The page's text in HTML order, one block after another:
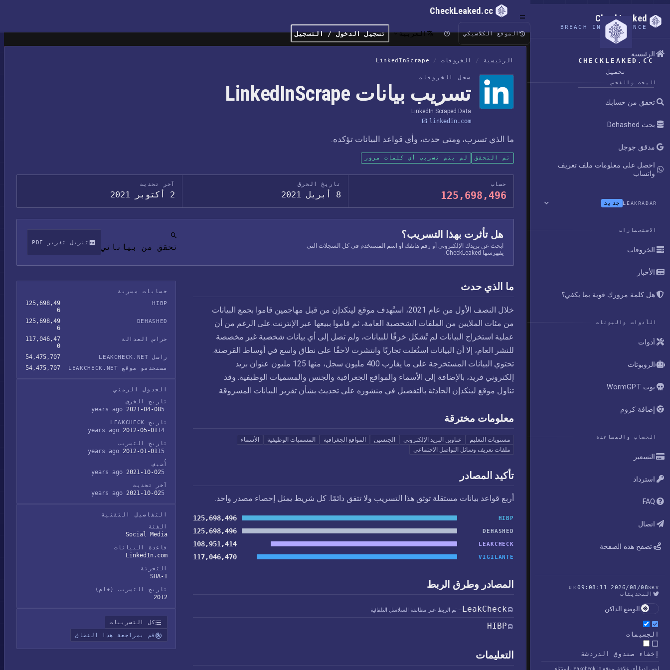
CHECKLEAKED.CC
تحميل
CheckLeaked
BREACH INTELLIGENCE
الرئيسية
البحث والفحص
تحقق من حسابك
بحث Dehashed
مدقق جوجل
احصل على معلومات ملف تعريف
واتساب
LEAKRADAR جديد
الاستخبارات
الخروقات
الأخبار
هل كلمة مرورك قوية بما يكفي؟
الأدوات والبوتات
أدوات
الروبوتات
بوت WormGPT
إضافة كروم
الحساب والمساعدة
التسعير
استرداد
FAQ
اتصال
تصفح هذه الصفحة
SRV
2026/08/08 09:08:11
UTC
التحديثات
الوضع الداكن
الجسيمات
إخفاء صندوق الدردشة
CheckLeaked.cc
الموقع الكلاسيكي العربية تسجيل الدخول / التسجيل
الرئيسية / الخروقات /
LinkedInScrape
سجل الخروقات
تسريب بيانات LinkedInScrape
LinkedIn Scraped Data
linkedin.com
ما الذي تسرب، ومتى حدث، وأي قواعد البيانات تؤكده.
تم التحقق لم يتم تسريب أي كلمات مرور
حساب
125,698,496
تاريخ الخرق
8 أبريل 2021
آخر تحديث
2 أكتوبر 2021
هل تأثرت بهذا التسريب؟
ابحث عن بريدك الإلكتروني أو رقم هاتفك أو اسم المستخدم في كل السجلات التي
يفهرسها CheckLeaked.
تحقق من بياناتي تنزيل تقرير PDF
ما الذي حدث
خلال النصف الأول من عام 2021، استُهدف موقع لينكدإن من قبل مهاجمين قاموا بجمع البيانات
من مئات الملايين من الملفات الشخصية العامة، ثم قاموا ببيعها عبر الإنترنت.على الرغم من أن
عملية استخراج البيانات لم تُشكل خرقًا للبيانات، ولم تصل إلى أي بيانات شخصية غير مخصصة
للنشر العام، إلا أن البيانات استُغلت تجاريًا وانتشرت لاحقًا على نطاق واسع في أوساط القرصنة.
تحتوي البيانات المستخرجة على ما يقارب 400 مليون سجل، منها 125 مليون عنوان بريد
إلكتروني فريد، بالإضافة إلى الأسماء والمواقع الجغرافية والجنس والمسميات الوظيفية. وقد
تناول موقع لينكدإن الحادثة بالتفصيل في منشوره على تحديث بشأن تقرير البيانات المسروقة.
معلومات مخترقة
مستويات التعليم عناوين البريد الإلكتروني الجنسين المواقع الجغرافية المسميات الوظيفية
الأسماء
ملفات تعريف وسائل التواصل الاجتماعي
تأكيد المصادر
أربع قواعد بيانات مستقلة توثق هذا التسريب ولا تتفق دائمًا. كل شريط يمثل إحصاء مصدر واحد.
HIBP
125,698,496
DEHASHED
125,698,496
LEAKCHECK
108,951,414
VIGILANTE
117,046,470
المصادر وطرق الربط
LeakCheck— تم الربط عبر مطابقة السلاسل التلقائية
HIBP
التعليمات
حسابات مسربة
HIBP
125,698,49
6
DEHASHED
125,698,49
6
حراس العدالة
117,046,47
0
راسل LEAKCHECK.NET 54,475,707
مستخدمو موقع LEAKCHECK.NET 54,475,707
الجدول الزمني
تاريخ الخرق
2021-04-085 years ago
تاريخ LEAKCHECK
2012-05-0114 years ago
تاريخ التسريب
2012-01-0115 years ago
أُضيف
2021-10-025 years ago
آخر تحديث
2021-10-025 years ago
التفاصيل التقنية
الفئة
Social Media
قاعدة البيانات
LinkedIn.com
التجزئة
SHA-1
تاريخ التسريب (خام)
2012
كل التسريبات
قم بمراجعة هذا النطاق